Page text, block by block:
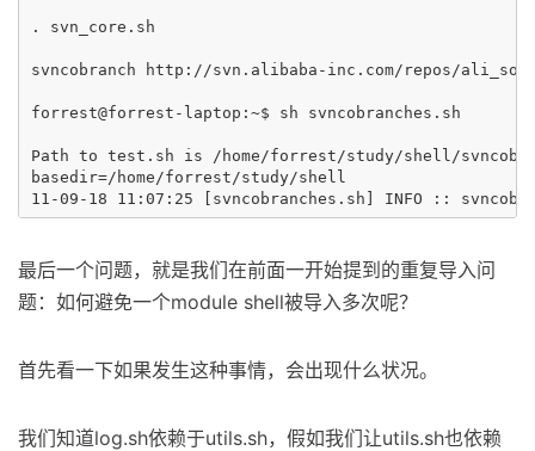
. svn_core.sh
svncobranch http://svn.alibaba-inc.com/repos/
forrest@forrest-laptop:~$ sh svncobranches.sh
Path to test.sh is /home/forrest/study/shell/
basedir=/home/forrest/study/shell
最后一个问题，就是我们在前面一开始提到的重复导入问
题：如何避免一个module shell被导入多次呢？
首先看一下如果发生这种事情，会出现什么状况。
我们知道log.sh依赖于utils.sh，假如我们让utils.sh也依赖